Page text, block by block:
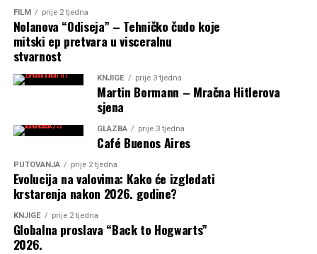
FILM prije 2 tjedna
Nolanova “Odiseja” – Tehničko čudo koje
mitski ep pretvara u visceralnu
stvarnost
KNJIGE prije 3 tjedna
Martin Bormann – Mračna Hitlerova
sjena
GLAZBA prije 3 tjedna
Café Buenos Aires
PUTOVANJA prije 2 tjedna
Evolucija na valovima: Kako će izgledati
krstarenja nakon 2026. godine?
KNJIGE prije 2 tjedna
Globalna proslava “Back to Hogwarts”
2026.